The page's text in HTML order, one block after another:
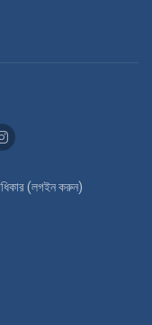
(লগইন করুন)